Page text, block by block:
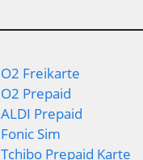
O2 Freikarte
O2 Prepaid
ALDI Prepaid
Fonic Sim
Tchibo Prepaid Karte